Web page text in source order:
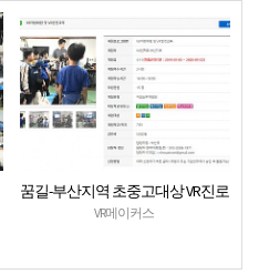
꿈길-부산지역 초중고대상 VR진로
직업체험 + VR안전교육 프로그램
VR메이커스